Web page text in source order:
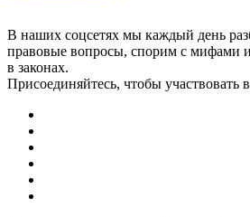
В наших соцсетях мы каждый день
правовые вопросы, спорим с мифами и
в законах.
Присоединяйтесь, чтобы участвовать